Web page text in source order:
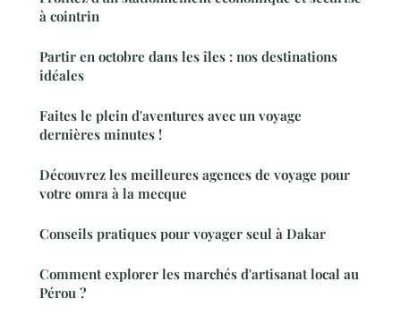
à cointrin
Partir en octobre dans les îles : nos destinations
idéales
Faites le plein d'aventures avec un voyage
dernières minutes !
Découvrez les meilleures agences de voyage pour
votre omra à la mecque
Conseils pratiques pour voyager seul à Dakar
Comment explorer les marchés d'artisanat local au
Pérou ?